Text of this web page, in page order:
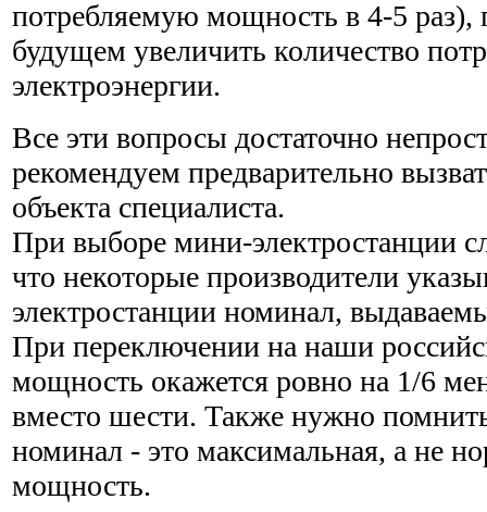
потребляемую мощность в 4-5 раз),
будущем увеличить количество
электроэнергии.
Все эти вопросы достаточно
рекомендуем предварительно
объекта специалиста.
При выборе мини-электростанции
что некоторые производители
электростанции номинал,
При переключении на наши
мощность окажется ровно на 1/6
вместо шести. Также нужно
номинал - это максимальная, а не
мощность.